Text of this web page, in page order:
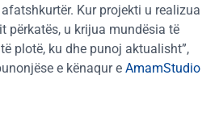
Kur projekti u realizua
përkatës, u krijua mundësia të
plotë, ku dhe punoj aktualisht”,
e kënaqur e AmamStudio